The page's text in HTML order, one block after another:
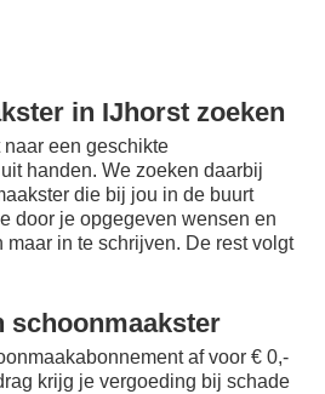
in IJhorst zoeken
een geschikte
handen. We zoeken daarbij
die bij jou in de buurt
door je opgegeven wensen en
in te schrijven. De rest volgt
schoonmaakster
af voor € 0,-
krijg je vergoeding bij schade